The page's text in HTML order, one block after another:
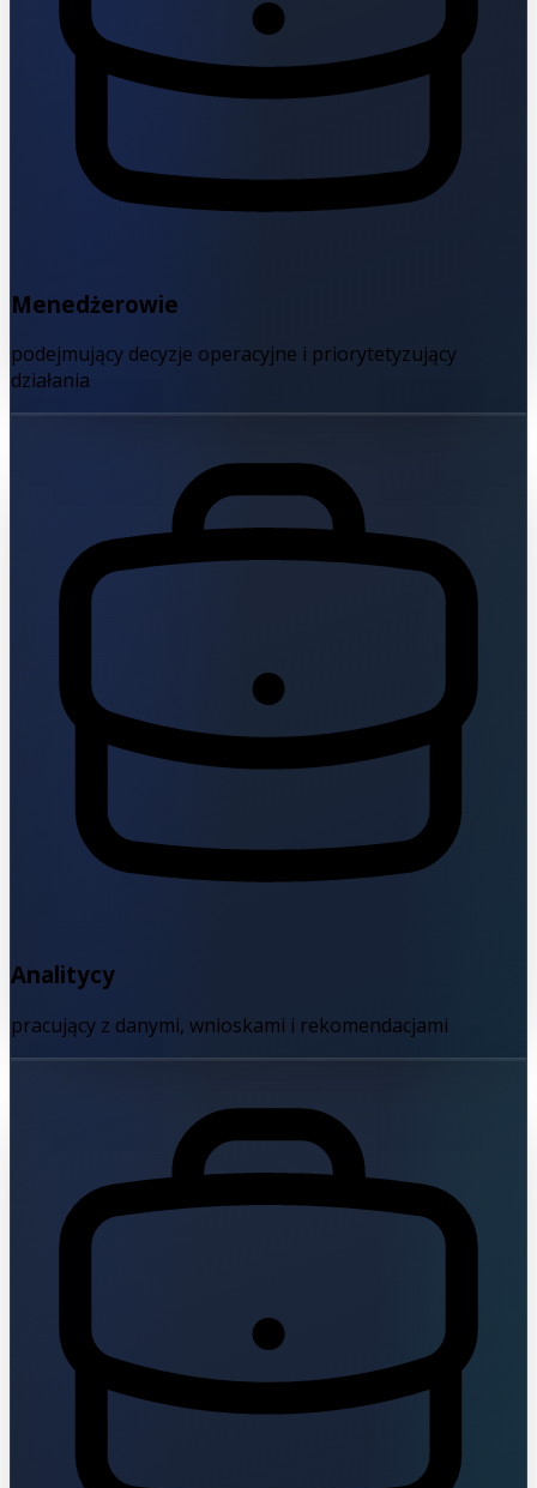
Menedżerowie
podejmujący decyzje operacyjne i priorytetyzujący
działania
Analitycy
pracujący z danymi, wnioskami i rekomendacjami